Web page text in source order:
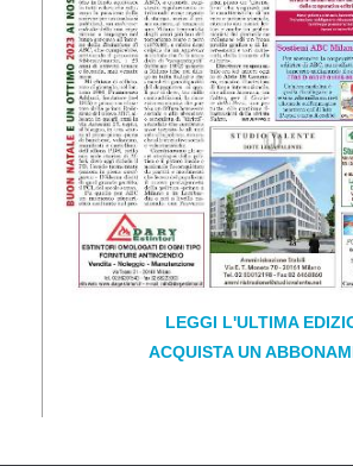
LEGGI L'ULTIMA
ACQUISTA UN